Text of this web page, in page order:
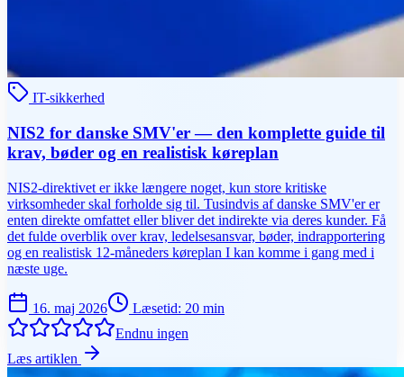
IT-sikkerhed
NIS2 for danske SMV'er — den komplette guide til
krav, bøder og en realistisk køreplan
NIS2-direktivet er ikke længere noget, kun store kritiske
virksomheder skal forholde sig til. Tusindvis af danske SMV'er er
enten direkte omfattet eller bliver det indirekte via deres kunder. Få
det fulde overblik over krav, ledelsesansvar, bøder, indrapportering
og en realistisk 12-måneders køreplan I kan komme i gang med i
næste uge.
16. maj 2026 Læsetid: 20 min
Endnu ingen
Læs artiklen